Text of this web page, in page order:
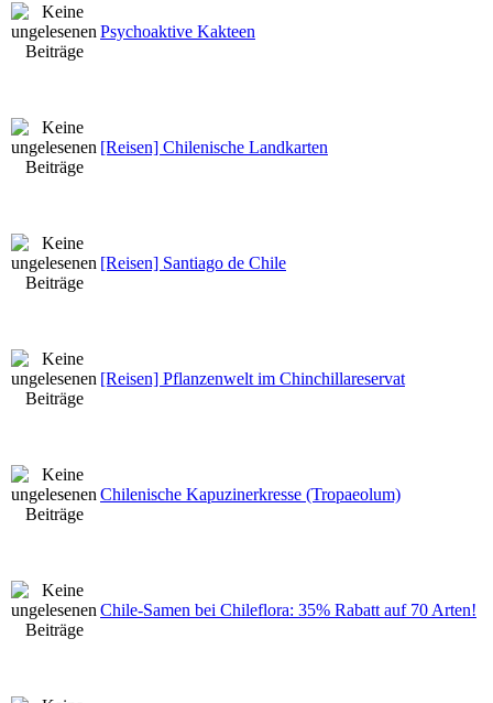
Psychoaktive Kakteen
[Reisen] Chilenische Landkarten
[Reisen] Santiago de Chile
[Reisen] Pflanzenwelt im Chinchillareservat
Chilenische Kapuzinerkresse (Tropaeolum)
Chile-Samen bei Chileflora: 35% Rabatt auf 70 Arten!